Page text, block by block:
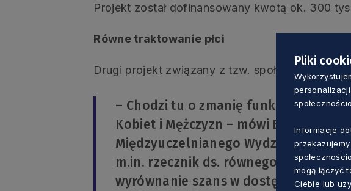
Projekt został dofinansowany kwotą ok. 300
Równe traktowanie płci
Drugi projekt związany z tzw. społeczeństwem
– Chodzi tu o zmanię
Kobiet i Mężczyzn – mówi Ewa
Międzyuczelnianego Wydziału
m.in. rzecznik ds. równego
wyrównanie szans w dostępie do
Pliki
Informacje
mogą łączyć
Ciebie lub